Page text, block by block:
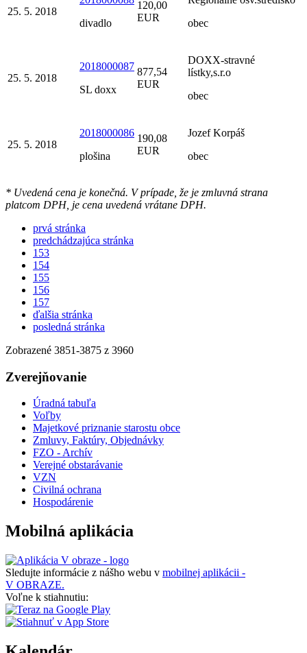
25. 5. 2018
divadlo
120,00
EUR
obec
25. 5. 2018
2018000087
SL doxx
877,54
EUR
DOXX-stravné
lístky,s.r.o
obec
25. 5. 2018
2018000086
plošina
190,08
EUR
Jozef Korpáš
obec
* Uvedená cena je konečná. V prípade, že je zmluvná strana
platcom DPH, je cena uvedená vrátane DPH.
prvá stránka
predchádzajúca stránka
153
154
155
156
157
ďalšia stránka
posledná stránka
Zobrazené 3851-3875 z 3960
Zverejňovanie
Úradná tabuľa
Voľby
Majetkové priznanie starostu obce
Zmluvy, Faktúry, Objednávky
FZO - Archív
Verejné obstarávanie
VZN
Civilná ochrana
Hospodárenie
Mobilná aplikácia
Sledujte informácie z nášho webu v mobilnej aplikácii -
V OBRAZE.
Voľne k stiahnutiu: